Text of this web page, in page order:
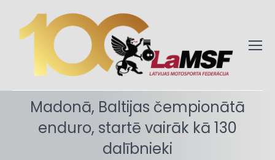
Madonā, Baltijas čempionātā
enduro, startē vairāk kā 130
dalībnieki